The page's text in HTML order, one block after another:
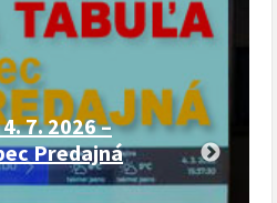
7. 2026 –
Predajná